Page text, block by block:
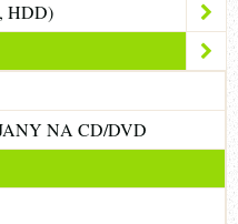
HDD)
NA CD/DVD